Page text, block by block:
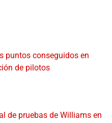
puntos conseguidos en
de pilotos
de pruebas de Williams en